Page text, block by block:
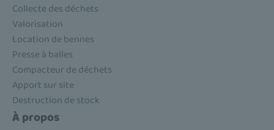
Collecte des déchets
Valorisation
Location de bennes
Presse à balles
Compacteur de déchets
Apport sur site
Destruction de stock
À propos